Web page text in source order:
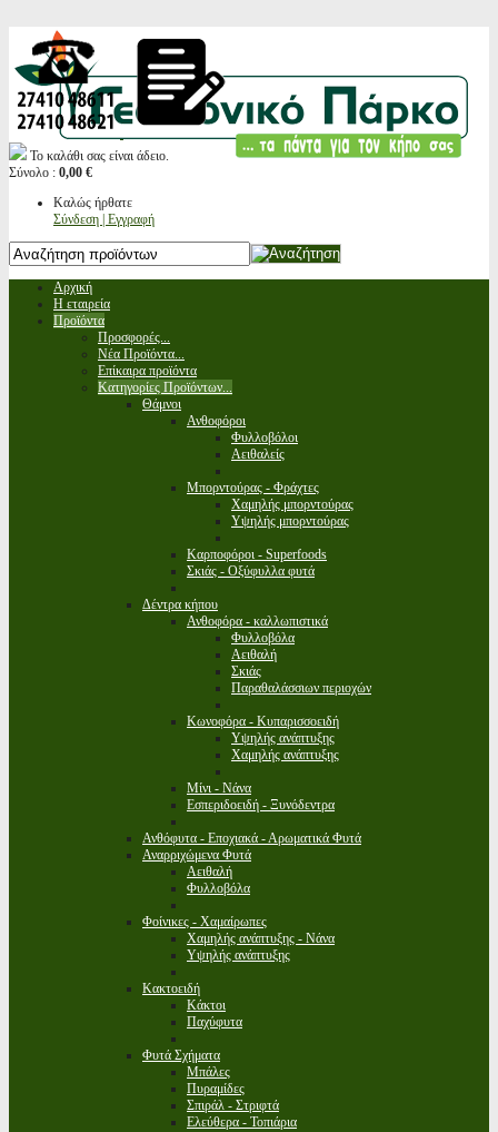
Το καλάθι σας είναι άδειο.
Σύνολο : 0,00 €
Καλώς ήρθατε
Σύνδεση | Εγγραφή
Αρχική
Η εταιρεία
Προϊόντα
Προσφορές...
Νέα Προϊόντα...
Επίκαιρα προϊόντα
Κατηγορίες Προϊόντων...
Θάμνοι
Ανθοφόροι
Φυλλοβόλοι
Αειθαλείς
Μπορντούρας - Φράχτες
Χαμηλής μπορντούρας
Υψηλής μπορντούρας
Καρποφόροι - Superfoods
Σκιάς - Οξύφυλλα φυτά
Δέντρα κήπου
Ανθοφόρα - καλλωπιστικά
Φυλλοβόλα
Αειθαλή
Σκιάς
Παραθαλάσσιων περιοχών
Κωνοφόρα - Κυπαρισσοειδή
Υψηλής ανάπτυξης
Χαμηλής ανάπτυξης
Μίνι - Νάνα
Εσπεριδοειδή - Ξυνόδεντρα
Ανθόφυτα - Εποχιακά - Αρωματικά Φυτά
Αναρριχώμενα Φυτά
Αειθαλή
Φυλλοβόλα
Φοίνικες - Χαμαίρωπες
Χαμηλής ανάπτυξης - Νάνα
Υψηλής ανάπτυξης
Κακτοειδή
Κάκτοι
Παχύφυτα
Φυτά Σχήματα
Μπάλες
Πυραμίδες
Σπιράλ - Στριφτά
Ελεύθερα - Τοπιάρια